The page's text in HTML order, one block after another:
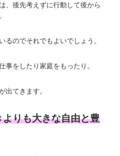
、後先考えずに行動して後から
るのでそれでもよいでしょう。
事をしたり家庭をもったり。
出てきます。
りも大きな自由と豊